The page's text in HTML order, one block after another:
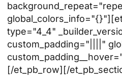
type="4_4"
custom_padding="||||"
[/et_pb_row][/